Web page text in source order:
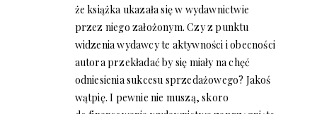
że książka ukazała się w wydawnictwie
przez niego założonym. Czy z punktu
widzenia wydawcy te aktywności i obecności
autora przekładać by się miały na chęć
odniesienia sukcesu sprzedażowego? Jakoś
wątpię. I pewnie nie muszą, skoro